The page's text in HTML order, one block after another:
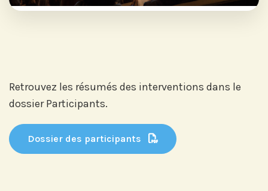
Retrouvez les résumés des interventions dans le
dossier Participants.
Dossier des participants